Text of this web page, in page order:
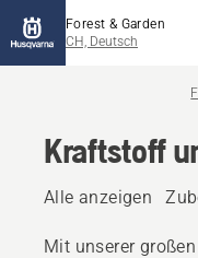
Forest & Garden
CH, Deutsch
Kraftstoff
Alle anzeigen
Mit unserer